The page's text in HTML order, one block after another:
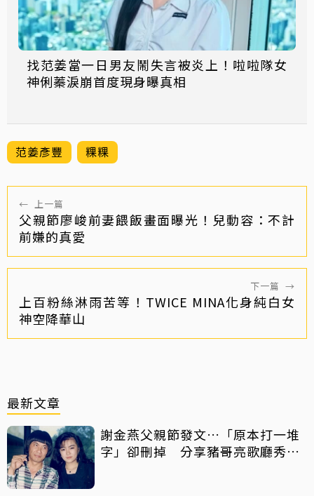
找范姜當一日男友鬧失言被炎上！啦啦隊女
神俐蓁淚崩首度現身曝真相
范姜彥豐 粿粿
← 上一篇
父親節廖峻前妻餵飯畫面曝光！兒動容：不計
前嫌的真愛
下一篇 →
上百粉絲淋雨苦等！TWICE MINA化身純白女
神空降華山
最新文章
謝金燕父親節發文…「原本打一堆
字」卻刪掉 分享豬哥亮歌廳秀歌